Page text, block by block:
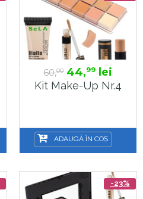
60,00 44,99 lei
Kit Make-Up Nr.4
ADAUGĂ ÎN COȘ
-23%